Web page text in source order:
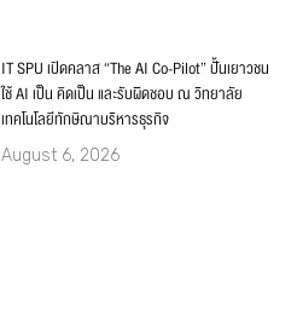
IT SPU เปิดคลาส “The AI Co-Pilot” ปั้นเยาวชน
ใช้ AI เป็น คิดเป็น และรับผิดชอบ ณ วิทยาลัย
เทคโนโลยีทักษิณาบริหารธุรกิจ
August 6, 2026